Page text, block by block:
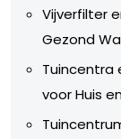
Vijverfilter
Gezond
Tuincentra
voor Huis